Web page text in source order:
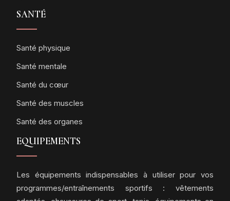
SANTÉ
Santé physique
Santé mentale
Santé du cœur
Santé des muscles
Santé des organes
EQUIPEMENTS
Les équipements indispensables à utiliser pour vos
programmes/entraînements sportifs : vêtements